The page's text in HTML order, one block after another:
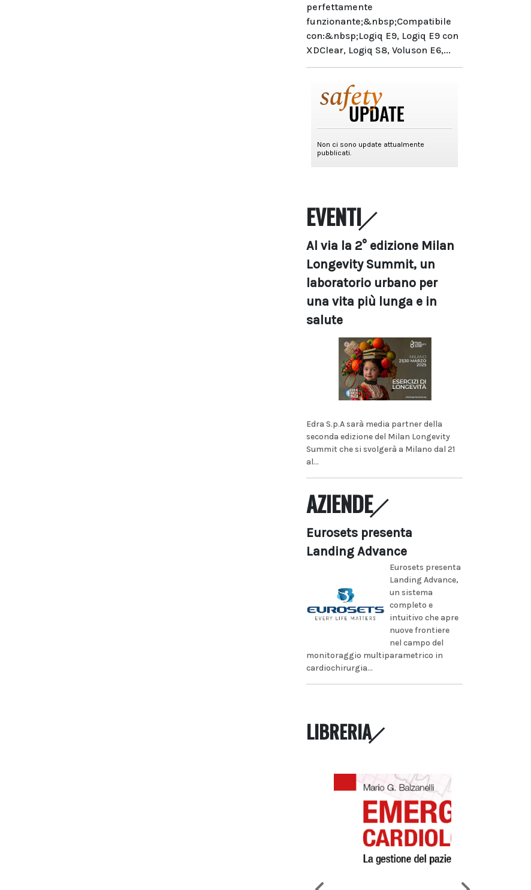
perfettamente
funzionante;&nbsp;Compatibile
con:&nbsp;Logiq E9, Logiq E9 con
XDClear, Logiq S8, Voluson E6,...
EVENTI
Al via la 2° edizione Milan
Longevity Summit, un
laboratorio urbano per
una vita più lunga e in
salute
Edra S.p.A sarà media partner della
seconda edizione del Milan Longevity
Summit che si svolgerà a Milano dal 21
al...
AZIENDE
Eurosets presenta
Landing Advance
Eurosets presenta
Landing Advance,
un sistema
completo e
intuitivo che apre
nuove frontiere
nel campo del
monitoraggio multiparametrico in
cardiochirurgia...
LIBRERIA